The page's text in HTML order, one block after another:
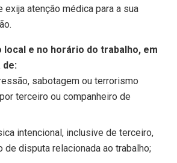
atenção médica para a sua
local e no horário do trabalho, em
de:
sabotagem ou terrorismo
terceiro ou companheiro de
intencional, inclusive de terceiro,
de disputa relacionada ao trabalho;